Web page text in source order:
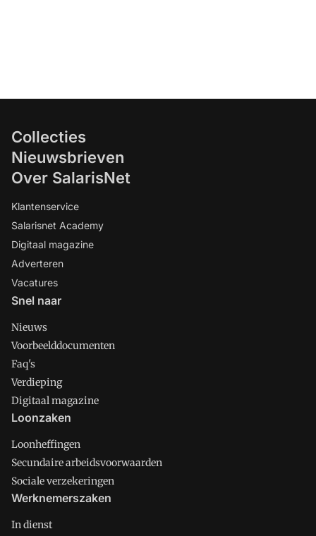
Collecties
Nieuwsbrieven
Over SalarisNet
Klantenservice
Salarisnet Academy
Digitaal magazine
Adverteren
Vacatures
Snel naar
Nieuws
Voorbeelddocumenten
Faq's
Verdieping
Digitaal magazine
Loonzaken
Loonheffingen
Secundaire arbeidsvoorwaarden
Sociale verzekeringen
Werknemerszaken
In dienst